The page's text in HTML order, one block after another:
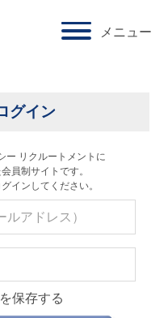
旅行・教育）
トイレタリー）
メニュー
グイン
ー リクルートメントに
員制サイトです。
インしてください。
保存する